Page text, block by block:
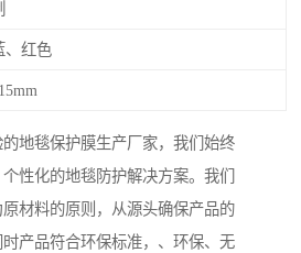
、红色
地毯保护膜生产厂家，我们始终
性化的地毯防护解决方案。我们
材料的原则，从源头确保产品的
产品符合环保标准，、环保、无